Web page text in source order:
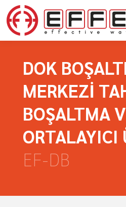
DOK
MERKEZİ
BOŞALTMA
ORTALAYICI
EF-DB